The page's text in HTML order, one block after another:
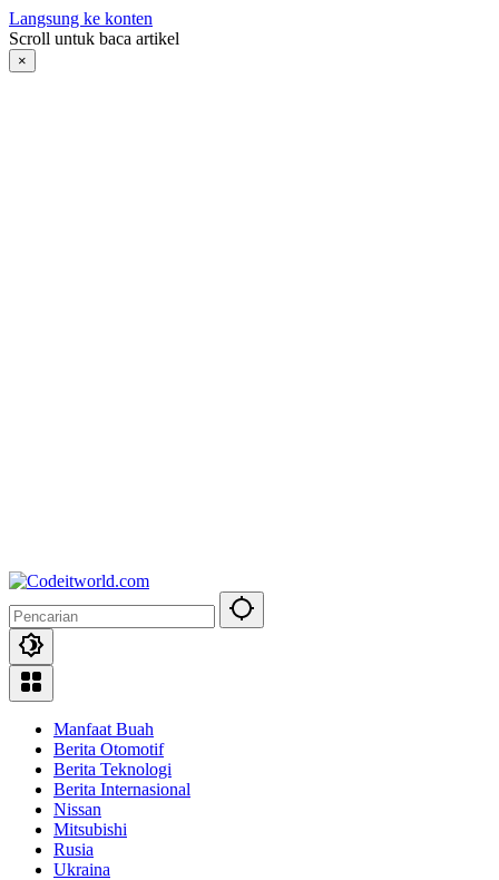
Langsung ke konten
Scroll untuk baca artikel
×
Manfaat Buah
Berita Otomotif
Berita Teknologi
Berita Internasional
Nissan
Mitsubishi
Rusia
Ukraina